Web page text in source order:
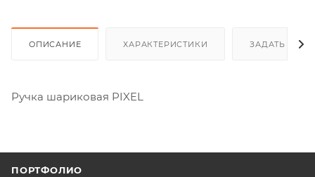
ОПИСАНИЕ ХАРАКТЕРИСТИКИ ЗАДАТЬ
Ручка шариковая PIXEL
ПОРТФОЛИО